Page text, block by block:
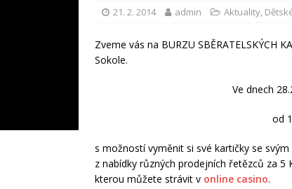
21. 2. 2014 admin Aktuality,
Zveme vás na BURZU SBĚRATELSKÝCH
Sokole.
Ve dnech
od
s možností vyměnit si své kartičky se
z nabídky různých prodejních řetězců za 5
kterou můžete strávitv online casino.